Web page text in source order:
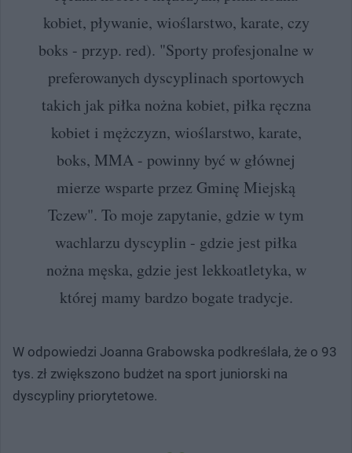
kobiet, pływanie, wioślarstwo, karate, czy
boks - przyp. red). "Sporty profesjonalne w
preferowanych dyscyplinach sportowych
takich jak piłka nożna kobiet, piłka ręczna
kobiet i mężczyzn, wioślarstwo, karate,
boks, MMA - powinny być w głównej
mierze wsparte przez Gminę Miejską
Tczew". To moje zapytanie, gdzie w tym
wachlarzu dyscyplin - gdzie jest piłka
nożna męska, gdzie jest lekkoatletyka, w
której mamy bardzo bogate tradycje.
W odpowiedzi Joanna Grabowska podkreślała, że o 93
tys. zł zwiększono budżet na sport juniorski na
dyscypliny priorytetowe.